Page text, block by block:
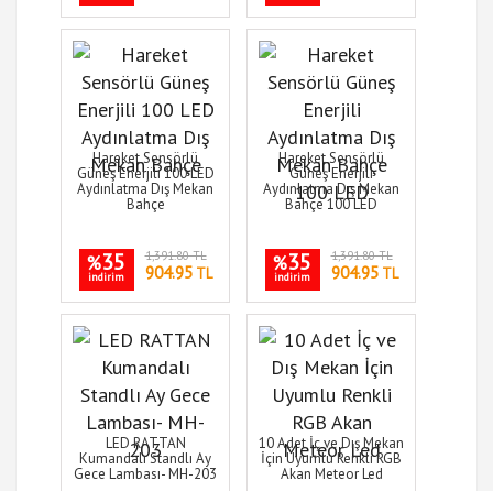
Hareket Sensörlü
Güneş Enerjili 100 LED
Aydınlatma Dış Mekan
Bahçe
%35
indirim
1,391.80 TL
904.95TL
Hareket Sensörlü
Güneş Enerjili
Aydınlatma Dış Mekan
Bahçe 100 LED
%35
indirim
1,391.80 TL
904.95TL
LED RATTAN
Kumandalı Standlı Ay
Gece Lambası- MH-203
10 Adet İç ve Dış Mekan
İçin Uyumlu Renkli RGB
Akan Meteor Led